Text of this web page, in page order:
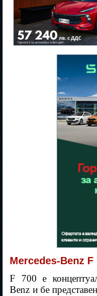
Mercedes-Benz F
F 700 е
Benz и бе